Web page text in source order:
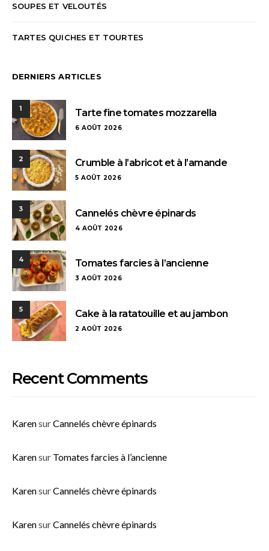
SOUPES ET VELOUTÉS
TARTES QUICHES ET TOURTES
DERNIERS ARTICLES
1 Tarte fine tomates mozzarella
6 AOÛT 2026
2 Crumble à l’abricot et à l’amande
5 AOÛT 2026
3 Cannelés chèvre épinards
4 AOÛT 2026
4 Tomates farcies à l’ancienne
3 AOÛT 2026
5 Cake à la ratatouille et au jambon
2 AOÛT 2026
Recent Comments
KarensurCannelés chèvre épinards
Karensur Tomates farcies à l’ancienne
KarensurCannelés chèvre épinards
KarensurCannelés chèvre épinards